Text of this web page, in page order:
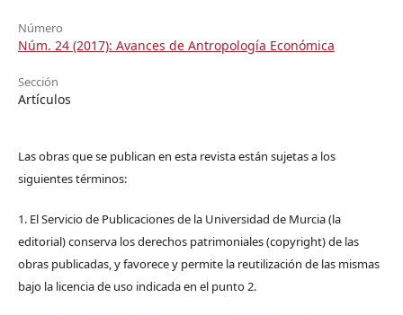
Número
Núm. 24 (2017): Avances de Antropología Económica
Sección
Artículos
Las obras que se publican en esta revista están sujetas a los
siguientes términos:
1. El Servicio de Publicaciones de la Universidad de Murcia (la
editorial) conserva los derechos patrimoniales (copyright) de las
obras publicadas, y favorece y permite la reutilización de las mismas
bajo la licencia de uso indicada en el punto 2.